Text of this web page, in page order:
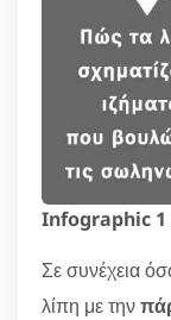
Infographic
Σε συνέχεια
λίπη με την